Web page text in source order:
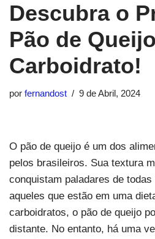
Descubra o
Pão de
Carboidrato!
por fernandost 9 de Abril, 2024
O pão de queijo é um dos
pelos brasileiros. Sua textura
conquistam paladares de
aqueles que estão em uma
carboidratos, o pão de queijo
distante. No entanto, há uma